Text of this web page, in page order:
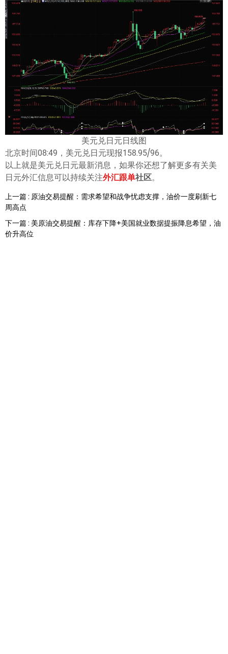
美元兑日元日线图
北京时间08:49，美元兑日元现报158.95/96。
以上就是美元兑日元最新消息，如果你还想了解更多有关美
日元外汇信息可以持续关注外汇跟单社区。
上一篇 : 原油交易提醒：需求希望和战争忧虑支撑，油价一度刷新七
周高点
下一篇 : 美原油交易提醒：库存下降+美国就业数据提振降息希望，油
价升高位